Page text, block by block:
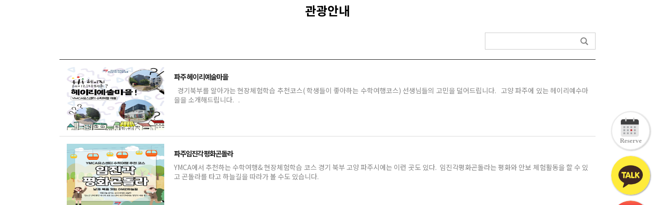
관광안내
파주 헤이리예술마을
경기북부를 알아가는 현장체험학습 추천코스( 학생들이 좋아하는 수학여행코스) 선생님들의 고민을 덜어드립니다. 고양 파주에 있는 헤이리예수마
파주임진각평화곤돌라
YMCA에서 추천하는 수학여행& 현장체험학습 코스 경기 북부 고양 파주시에는 이런 곳도 있다. 임진각평화곤돌라는 평화와 안보 체험활동을 할 수 있
Reserve